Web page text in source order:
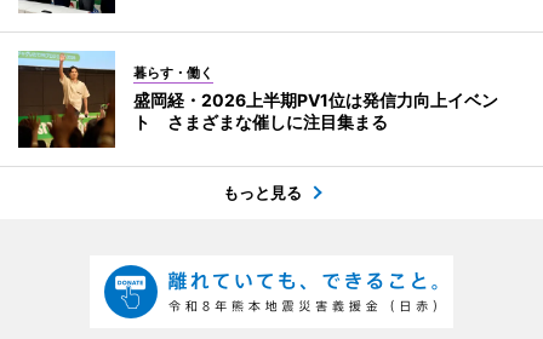
暮らす・働く
盛岡経・2026上半期PV1位は発信力向上イベン
ト さまざまな催しに注目集まる
もっと見る